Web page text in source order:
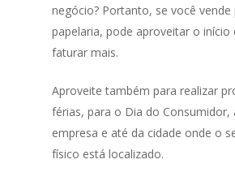
negócio? Portanto, se você
papelaria, pode aproveitar o início
faturar mais.
Aproveite também para realizar
férias, para o Dia do Consumidor,
empresa e até da cidade onde o
físico está localizado.